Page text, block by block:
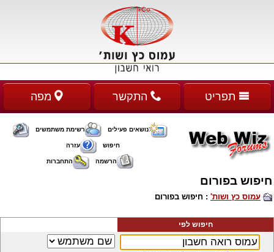
תפריט התקשר מפה
נושאים פעילים רשימת משתמשים
חיפוש עזרה
הרשמה התחברות
חיפוש בפורום
עמוס כץ ושות' : חיפוש בפורום
חיפוש לפי